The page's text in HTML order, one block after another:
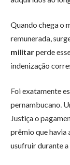
Quando chega o
remunerada,
militarperde
indenização
Foi exatamente
pernambucano.
Justiça o
prêmio que havia
usufruir durante